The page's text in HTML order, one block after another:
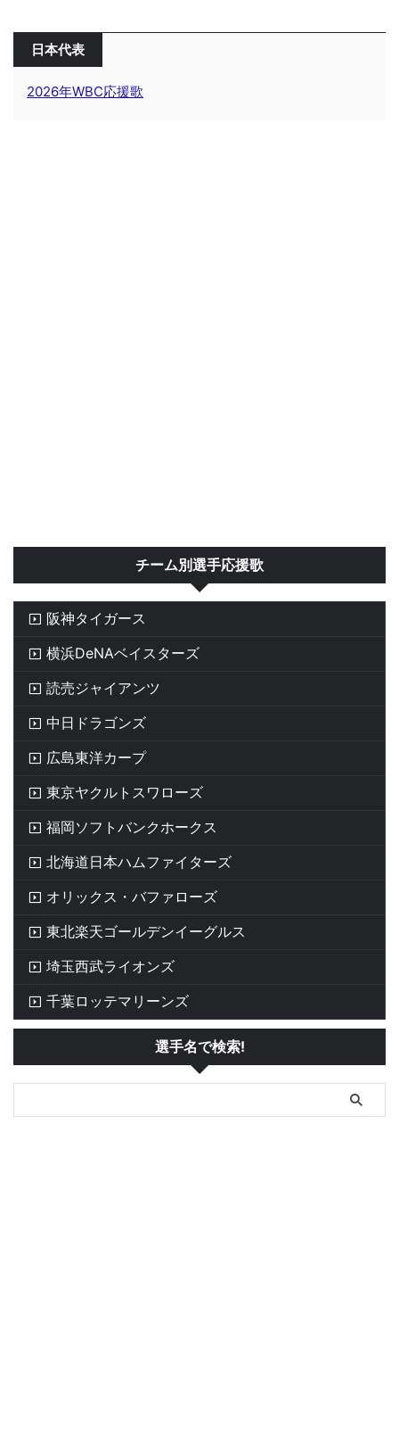
日本代表
2026年WBC応援歌
チーム別選手応援歌
阪神タイガース
横浜DeNAベイスターズ
読売ジャイアンツ
中日ドラゴンズ
広島東洋カープ
東京ヤクルトスワローズ
福岡ソフトバンクホークス
北海道日本ハムファイターズ
オリックス・バファローズ
東北楽天ゴールデンイーグルス
埼玉西武ライオンズ
千葉ロッテマリーンズ
選手名で検索!